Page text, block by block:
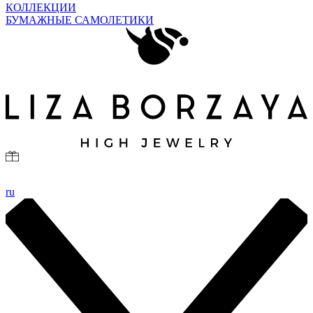
КОЛЛЕКЦИИ
БУМАЖНЫЕ САМОЛЕТИКИ
ru